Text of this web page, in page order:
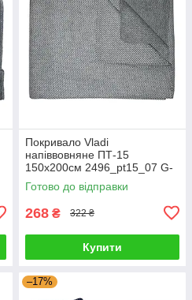
Покривало Vladi
напіввовняне ПТ-15
150x200см 2496_pt15_07 G-
Rich
Готово до відправки
268 ₴ 322 ₴
Купити
–17%